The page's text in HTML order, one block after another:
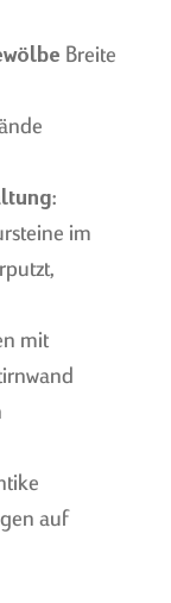
UND
Breite
:
im
mit
auf